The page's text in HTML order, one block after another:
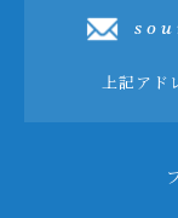
上記アド